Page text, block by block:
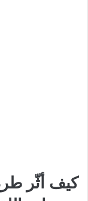
كيف أثّر